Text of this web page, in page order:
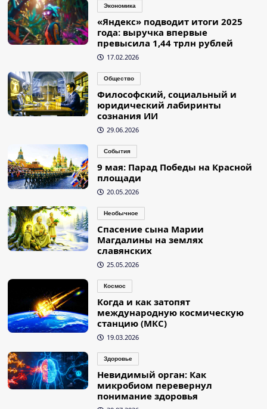
Экономика
«Яндекс» подводит итоги 2025
года: выручка впервые
превысила 1,44 трлн рублей
17.02.2026
Общество
Философский, социальный и
юридический лабиринты
сознания ИИ
29.06.2026
События
9 мая: Парад Победы на Красной
площади
20.05.2026
Необычное
Спасение сына Марии
Магдалины на землях
славянских
25.05.2026
Космос
Когда и как затопят
международную космическую
станцию (МКС)
19.03.2026
Здоровье
Невидимый орган: Как
микробиом перевернул
понимание здоровья